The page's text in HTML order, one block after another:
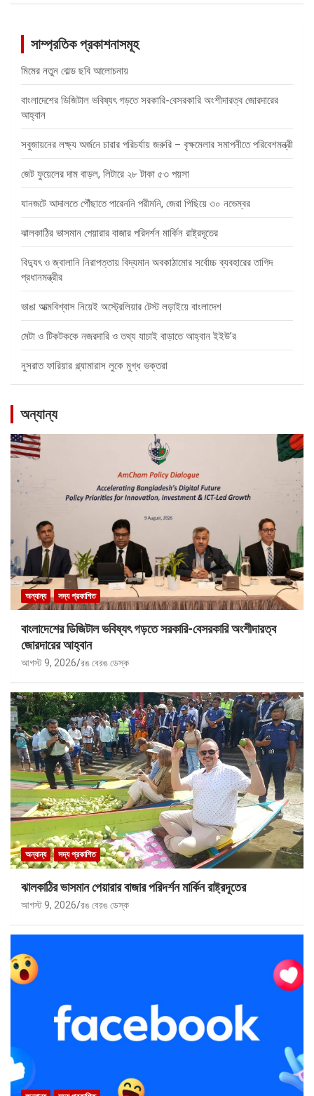
সাম্প্রতিক প্রকাশনাসমূহ
মিমের নতুন বোল্ড ছবি আলোচনায়
বাংলাদেশের ডিজিটাল ভবিষ্যৎ গড়তে সরকারি-বেসরকারি অংশীদারত্ব জোরদারের
আহ্বান
সবুজায়নের লক্ষ্য অর্জনে চারার পরিচর্যায় জরুরি – বৃক্ষমেলার সমাপনীতে পরিবেশমন্ত্রী
জেট ফুয়েলের দাম বাড়ল, লিটারে ২৮ টাকা ৫৩ পয়সা
যানজটে আদালতে পৌঁছাতে পারেননি পরীমনি, জেরা পিছিয়ে ৩০ নভেম্বর
ঝালকাঠির ভাসমান পেয়ারার বাজার পরিদর্শন মার্কিন রাষ্ট্রদূতের
বিদ্যুৎ ও জ্বালানি নিরাপত্তায় বিদ্যমান অবকাঠামোর সর্বোচ্চ ব্যবহারের তাগিদ
প্রধানমন্ত্রীর
ভাঙা আত্মবিশ্বাস নিয়েই অস্ট্রেলিয়ার টেস্ট লড়াইয়ে বাংলাদেশ
মেটা ও টিকটককে নজরদারি ও তথ্য যাচাই বাড়াতে আহ্বান ইইউ’র
নুসরাত ফারিয়ার গ্ল্যামারাস লুকে মুগ্ধ ভক্তরা
অন্যান্য
অন্যান্য সদ্য প্রকাশিত
বাংলাদেশের ডিজিটাল ভবিষ্যৎ গড়তে সরকারি-বেসরকারি অংশীদারত্ব
জোরদারের আহ্বান
আগস্ট 9, 2026 রঙ বেরঙ ডেস্ক
অন্যান্য সদ্য প্রকাশিত
ঝালকাঠির ভাসমান পেয়ারার বাজার পরিদর্শন মার্কিন রাষ্ট্রদূতের
আগস্ট 9, 2026 রঙ বেরঙ ডেস্ক